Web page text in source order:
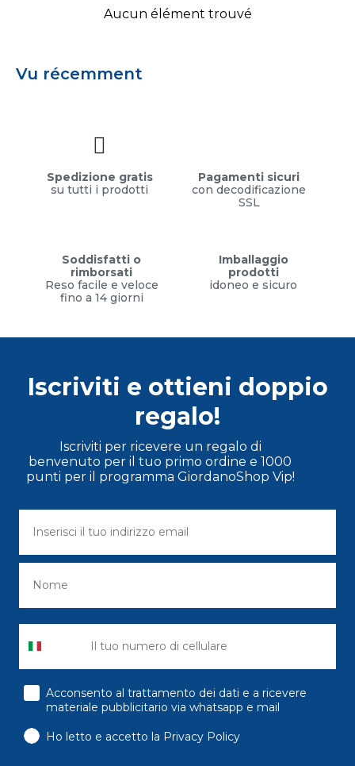
Aucun élément trouvé
Vu récemment
Spedizione gratis
su tutti i prodotti
Pagamenti sicuri
con decodificazione
SSL
Soddisfatti o
rimborsati
Reso facile e veloce
fino a 14 giorni
Imballaggio
prodotti
idoneo e sicuro
Iscriviti e ottieni doppio
regalo!
Iscriviti per ricevere un regalo di
benvenuto per il tuo primo ordine e 1000
punti per il programma GiordanoShop Vip!
consenso
Acconsento al trattamento dei dati e a ricevere
materiale pubblicitario via whatsapp e mail
Ho letto e accetto la Privacy Policy